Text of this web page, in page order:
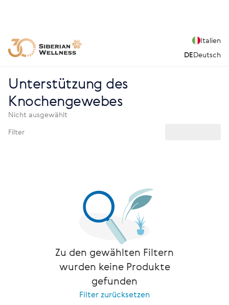
Italien
DEDeutsch
Unterstützung des
Knochengewebes
Nicht ausgewählt
Filter
Zu den gewählten Filtern
wurden keine Produkte
gefunden
Filter zurücksetzen